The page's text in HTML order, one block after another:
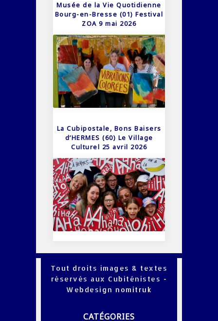
Musée de la Vie Quotidienne
Bourg-en-Bresse (01) Festival
ZOA 9 mai 2026
La Cubipostale, Bons Baisers
d’HERMES (60) Le Village
Culturel 25 avril 2026
Tout droits images & textes
réservés aux Cubiténistes -
Webdesign nomitruk
CATÉGORIES